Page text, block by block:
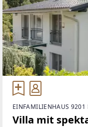
EINFAMILIENHAUS 9201
Villa mit